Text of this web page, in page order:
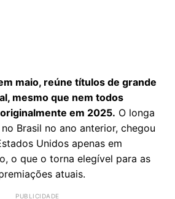
maio, reúne títulos de grande
mesmo que nem todos
em 2025. O longa
Brasil no ano anterior, chegou
Unidos apenas em
o que o torna elegível para as
atuais.